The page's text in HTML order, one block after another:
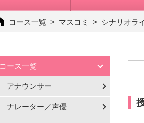
コース一覧 マスコミ シナリオ
コース一覧
アナウンサー
ナレーター／声優